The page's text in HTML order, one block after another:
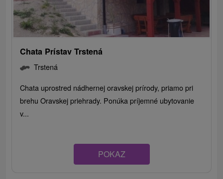
Chata Prístav Trstená
Trstená
Chata uprostred nádhernej oravskej prírody, priamo pri
brehu Oravskej priehrady. Ponúka príjemné ubytovanie
v...
POKAZ